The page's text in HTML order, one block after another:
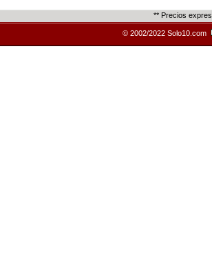
** Precios
© 2002/2022 Solo10.com